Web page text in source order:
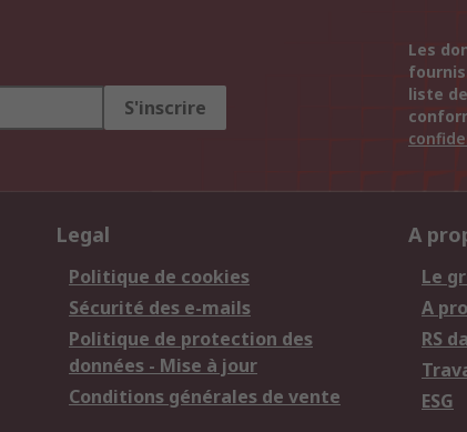
S'inscrire
Les
liste
Legal
Politique de cookies
Sécurité des e-mails
Politique de protection des
données - Mise à jour
Conditions générales de vente
A
Le
A
RS
ESG